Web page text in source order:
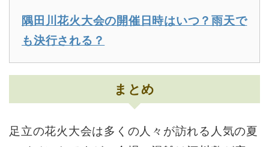
隅田川花火大会の開催日時はいつ？雨天で
も決行される？
まとめ
足立の花火大会は多くの人々が訪れる人気の夏